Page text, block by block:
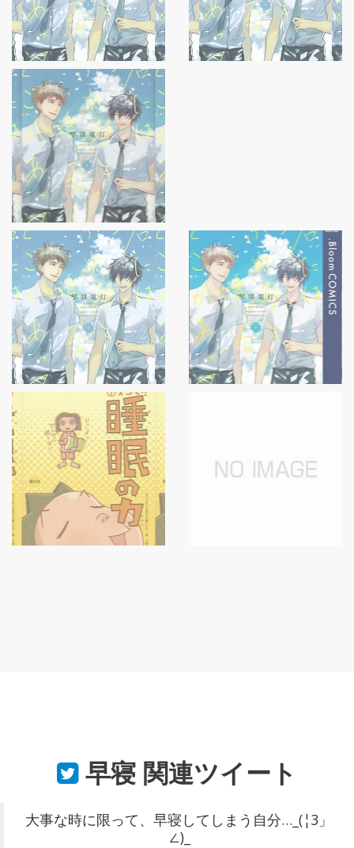
早寝 関連ツイート
大事な時に限って、早寝してしまう自分…_(¦3」
∠)_